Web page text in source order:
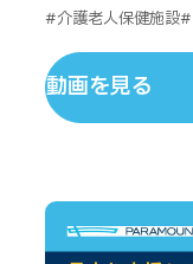
#介護老人保健施設#
動画を見る